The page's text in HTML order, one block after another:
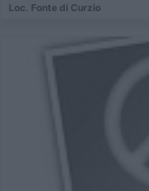
Loc. Fonte di Curzio